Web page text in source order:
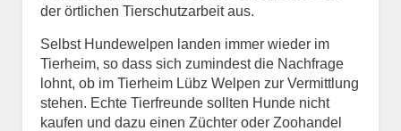
Informationen über das
Tier.
der örtlichen Tierschutzarbeit aus.
Selbst Hundewelpen landen immer wieder im
Tierheim, so dass sich zumindest die Nachfrage
lohnt, ob im Tierheim Lübz Welpen zur Vermittlung
stehen. Echte Tierfreunde sollten Hunde nicht
kaufen und dazu einen Züchter oder Zoohandel